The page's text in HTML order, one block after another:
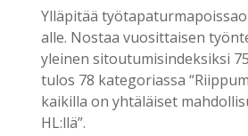
Ylläpitää
alle. Nostaa vuosittaisen
yleinen sitoutumisindeksiksi
tulos 78 kategoriassa
kaikilla on yhtäläiset
HL:llä”.